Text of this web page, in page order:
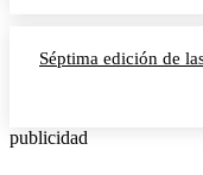
Séptima edición de
publicidad